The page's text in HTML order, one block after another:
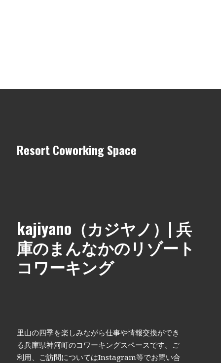
Resort Coworking Space
kajiyano（カジヤノ）| 兵
庫のまんなかのリゾート
コワーキング
里山の四季を楽しみながら仕事や情報交換ができ
る兵庫県神河町のコワーキングスペースです。ご
利用、ご訪問についてはInstagram等でお問い合